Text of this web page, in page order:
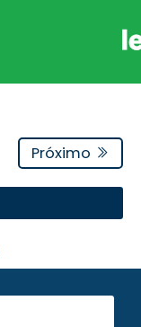
Próximo